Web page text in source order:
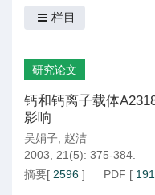
栏目
研究论文
钙和钙离子载体
影响
吴娟子 赵洁
2003, 21(5): 375-384.
摘要[ 2596 ] PDF [